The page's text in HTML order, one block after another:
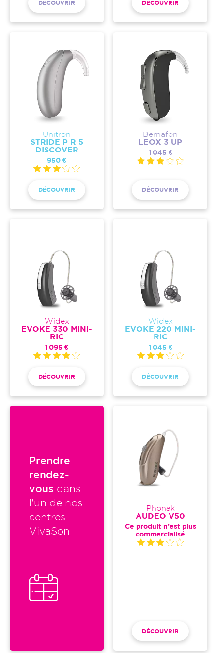
DÉCOUVRIR DÉCOUVRIR
Unitron
STRIDE P R 5
DISCOVER
950 €
DÉCOUVRIR
Bernafon
LEOX 3 UP
1 045 €
DÉCOUVRIR
Widex
EVOKE 330 MINI-
RIC
1 095 €
DÉCOUVRIR
Widex
EVOKE 220 MINI-
RIC
1 045 €
DÉCOUVRIR
Prendre
rendez-
vous dans
l'un de nos
centres
VivaSon
Phonak
AUDEO V50
Ce produit n’est plus
commercialisé
DÉCOUVRIR